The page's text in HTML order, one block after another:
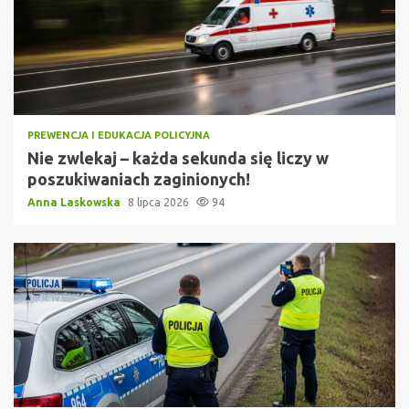
PREWENCJA I EDUKACJA POLICYJNA
Nie zwlekaj – każda sekunda się liczy w
poszukiwaniach zaginionych!
Anna Laskowska 8 lipca 2026 94